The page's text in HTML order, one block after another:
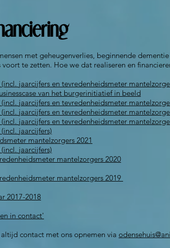
met geheugenverlies, beginnende
te zetten. Hoe we dat realiseren en
jaarcijfers en tevredenheidsmeter
van het burgerinitiatief in beeld
jaarcijfers en tevredenheidsmeter
incl. jaarcijfers en tevredenheidsmeter
(incl. jaarcijfers en tevredenheidsmeter
(incl. jaarcijfers)
mantelzorgers 2021
(incl. jaarcijfers)
mantelzorgers 2020
mantelzorgers 2019
2017-2018
in contact'
contact met ons opnemen via